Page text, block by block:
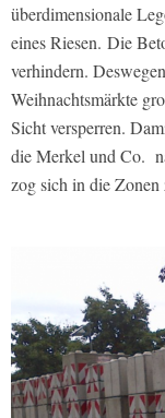
überdimensionale
eines Riesen. Die
verhindern.
Weihnachtsmärkte
Sicht versperren.
die Merkel und Co.
zog sich in die